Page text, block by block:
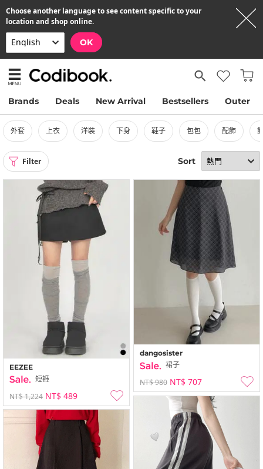
Choose another language to see content specific to your
location and shop online.
OK
Brands Deals New Arrival Bestsellers Outer
外套 上衣 洋裝 下身 鞋子 包包 配飾
Filter Sort
EEZEE
短褲
NT$ 1,224 NT$ 489
dangosister
裙子
NT$ 980 NT$ 707